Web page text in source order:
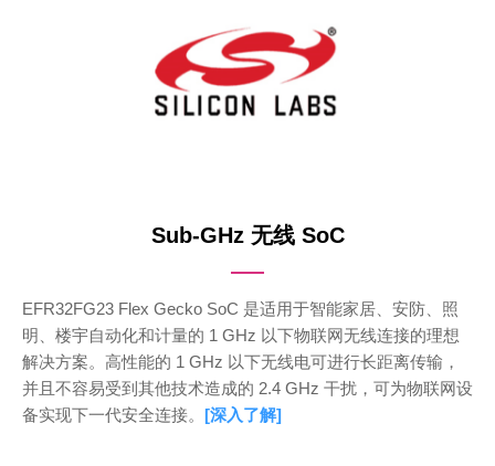
Sub-GHz 无线 SoC
EFR32FG23 Flex Gecko SoC 是适用于智能家居、安防、照
明、楼宇自动化和计量的 1 GHz 以下物联网无线连接的理想
解决方案。高性能的 1 GHz 以下无线电可进行长距离传输，
并且不容易受到其他技术造成的 2.4 GHz 干扰，可为物联网设
备实现下一代安全连接。 [深入了解]